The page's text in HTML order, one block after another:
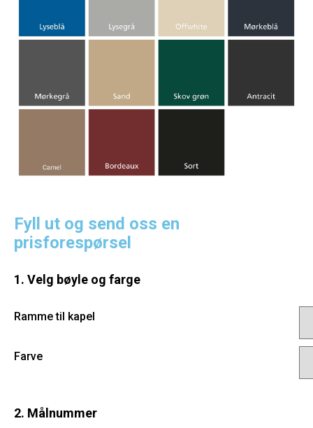
Fyll ut og send oss en
prisforespørsel
1. Velg bøyle og farge
Ramme til kapel
Farve
2. Målnummer